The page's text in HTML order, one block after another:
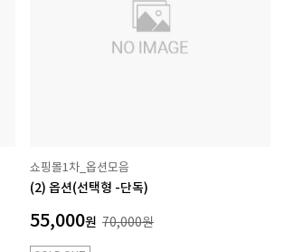
쇼핑몰1차_옵션모음
(2) 옵션(선택형 -단독)
55,000원 70,000원